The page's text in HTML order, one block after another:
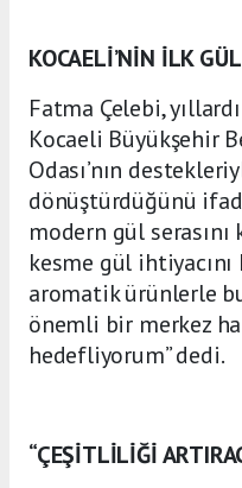
KOCAELİ’NİN İLK
Fatma Çelebi,
Kocaeli Büyükşehir
Odası’nın
dönüştürdüğünü
modern gül
kesme gül ihtiyacını
aromatik ürünlerle
önemli bir merkez
hedefliyorum” dedi.
“ÇEŞİTLİLİĞİ